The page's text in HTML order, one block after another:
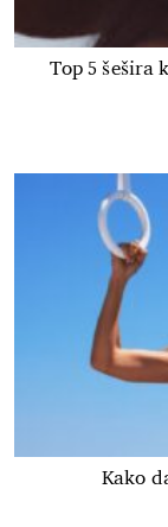
Top 5 šešira
Kako